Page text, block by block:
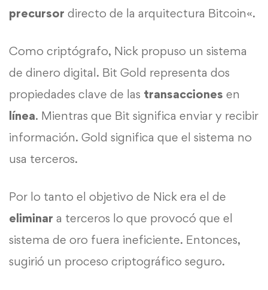
precursor directo de la arquitectura Bitcoin«.
Como criptógrafo, Nick propuso un sistema
de dinero digital. Bit Gold representa dos
propiedades clave de las transacciones en
línea. Mientras que Bit significa enviar y recibir
información. Gold significa que el sistema no
usa terceros.
Por lo tanto el objetivo de Nick era el de
eliminar a terceros lo que provocó que el
sistema de oro fuera ineficiente. Entonces,
sugirió un proceso criptográfico seguro.